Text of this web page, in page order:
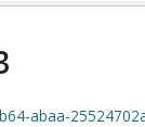
abaa-